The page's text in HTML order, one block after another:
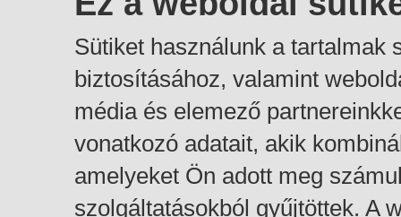
Sütiket használunk a tartalmak
biztosításához, valamint
média és elemező
vonatkozó adatait, akik
amelyeket Ön adott meg
szolgáltatásokból gyűjtöttek. A